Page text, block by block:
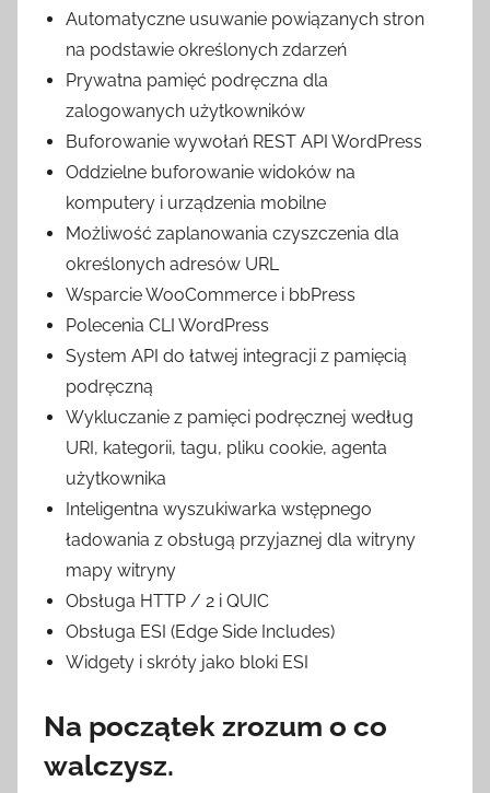
Automatyczne usuwanie powiązanych stron
na podstawie określonych zdarzeń
Prywatna pamięć podręczna dla
zalogowanych użytkowników
Buforowanie wywołań REST API WordPress
Oddzielne buforowanie widoków na
komputery i urządzenia mobilne
Możliwość zaplanowania czyszczenia dla
określonych adresów URL
Wsparcie WooCommerce i bbPress
Polecenia CLI WordPress
System API do łatwej integracji z pamięcią
podręczną
Wykluczanie z pamięci podręcznej według
URI, kategorii, tagu, pliku cookie, agenta
użytkownika
Inteligentna wyszukiwarka wstępnego
ładowania z obsługą przyjaznej dla witryny
mapy witryny
Obsługa HTTP / 2 i QUIC
Obsługa ESI (Edge Side Includes)
Widgety i skróty jako bloki ESI
Na początek zrozum o co
walczysz.